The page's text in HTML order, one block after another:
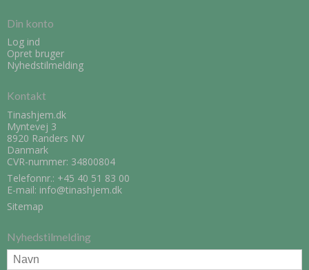
Din konto
Log ind
Opret bruger
Nyhedstilmelding
Kontakt
Tinashjem.dk
Myntevej 3
8920 Randers NV
Danmark
CVR-nummer: 34800804
Telefonnr.: +45 40 51 83 00
E-mail: info@tinashjem.dk
Sitemap
Nyhedstilmelding